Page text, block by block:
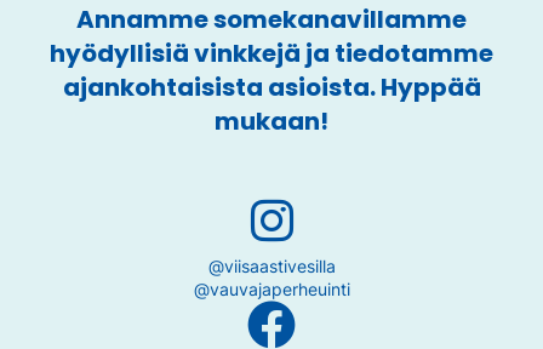
Annamme somekanavillamme
hyödyllisiä vinkkejä ja tiedotamme
ajankohtaisista asioista. Hyppää
mukaan!
@viisaastivesilla
@vauvajaperheuinti